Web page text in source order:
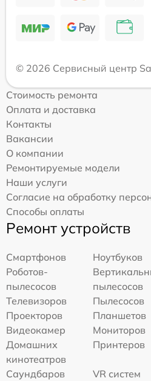
© 2026 Сервисный центр
Стоимость ремонта
Оплата и доставка
Контакты
Вакансии
О компании
Ремонтируемые модели
Наши услуги
Согласие на обработку
Способы оплаты
Ремонт устройств
Смартфонов
Ноутбуков
Роботов-
пылесосов
пылесосов
Телевизоров
Пылесосов
Проекторов
Планшетов
Видеокамер
Мониторов
Домашних
кинотеатров
Принтеров
Саундбаров
VR систем